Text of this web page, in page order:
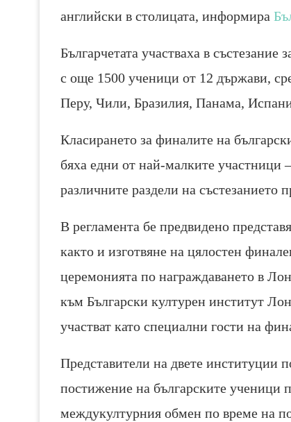
английски в столицата, информира
Българчетата участваха в
с още 1500 ученици от 12 държави,
Перу, Чили, Бразилия, Панама,
Класирането за финалите на
бяха едни от най-малките участници
различните раздели на състезанието
В регламента бе предвидено
както и изготвяне на цялостен
церемонията по награждаването в
към Български културен институт
участват като специални гости на
Представители на двете институции
постижение на българските ученици
междукултурния обмен по време на